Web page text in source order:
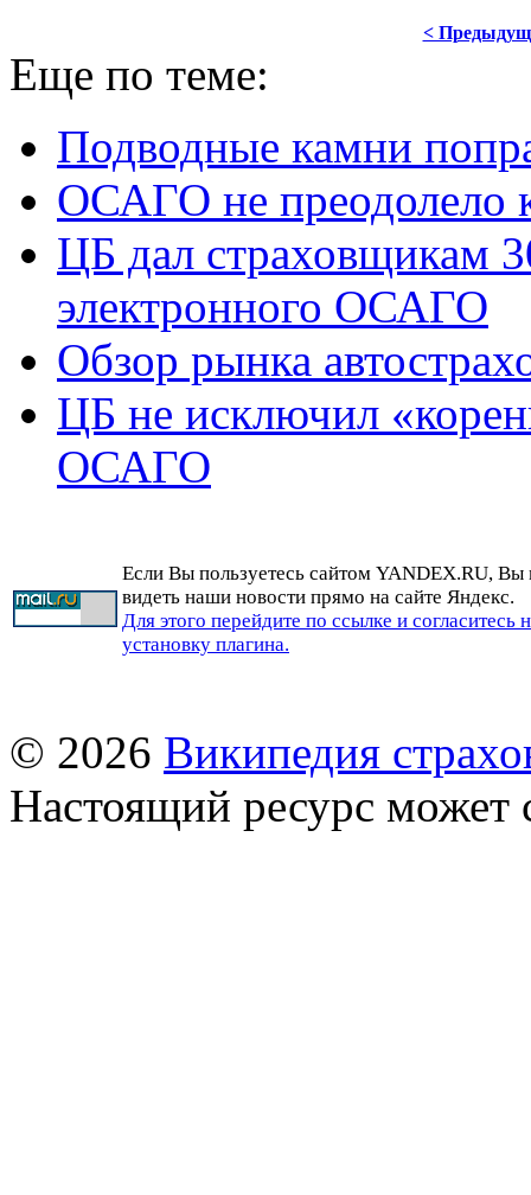
<
Еще по теме:
Подводные камни
ОСАГО не преодолело
ЦБ дал страховщикам
электронного ОСАГО
Обзор рынка
ЦБ не исключил
ОСАГО
Если Вы пользуетесь сайтом YANDEX.RU, Вы
видеть наши новости прямо на сайте Яндекс.
Для этого перейдите по ссылке и согласитесь
установку плагина.
© 2026 Википедия
Настоящий ресурс может